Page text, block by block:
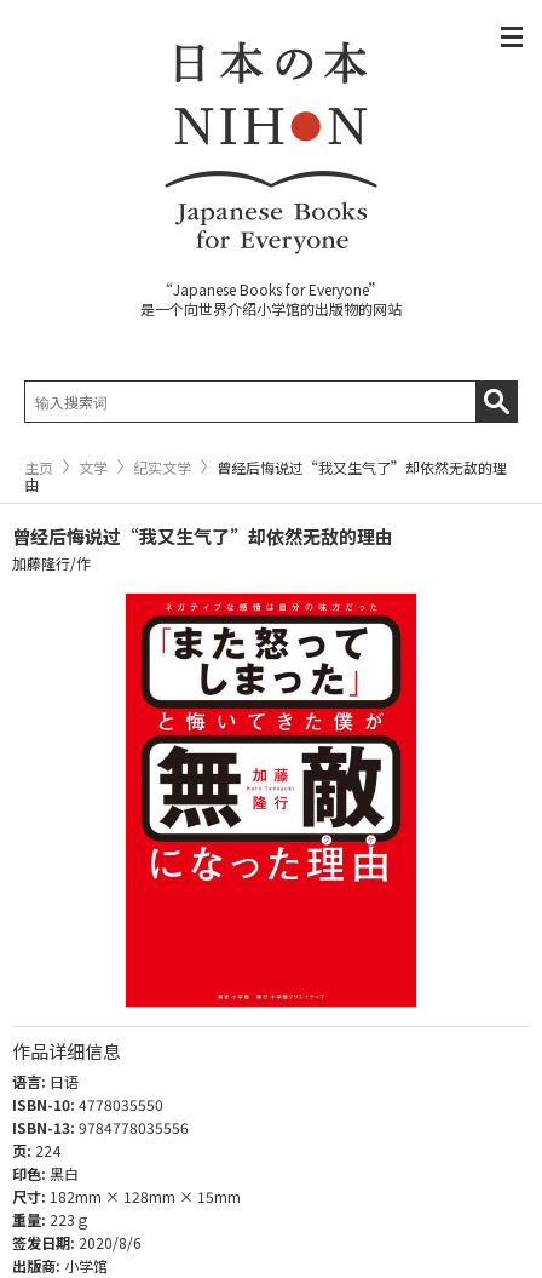
“Japanese Books for Everyone”
是一个向世界介绍小学馆的出版物的网站
主页 文学 纪实文学
曾经后悔说过“我又生气了”却依然无敌的理
由
曾经后悔说过“我又生气了”却依然无敌的理由
加藤隆行/作
作品详细信息
语言: 日语
ISBN-10: 4778035550
ISBN-13: 9784778035556
页: 224
印色: 黑白
尺寸: 182mm × 128mm × 15mm
重量: 223ｇ
签发日期: 2020/8/6
出版商: 小学馆